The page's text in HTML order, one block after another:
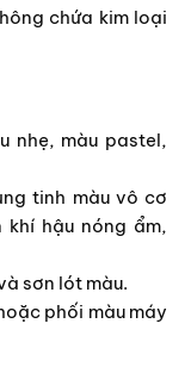
chứa kim loại
nhẹ, màu pastel,
tinh màu vô cơ
hậu nóng ẩm,
sơn lót màu.
phối màu máy